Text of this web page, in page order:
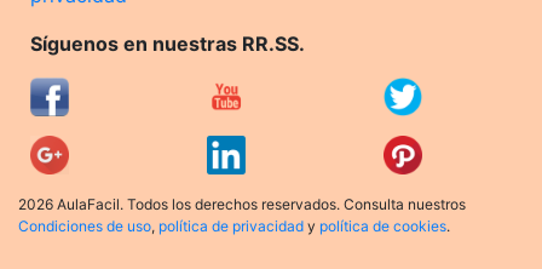
Síguenos en nuestras RR.SS.
2026 AulaFacil. Todos los derechos reservados. Consulta nuestros
Condiciones de uso, política de privacidad y política de cookies.